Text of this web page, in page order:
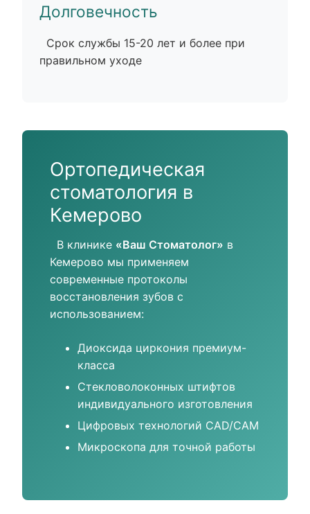
Долговечность
Срок службы 15-20 лет и более при
правильном уходе
Ортопедическая
стоматология в
Кемерово
В клинике «Ваш Стоматолог» в
Кемерово мы применяем
современные протоколы
восстановления зубов с
использованием:
Диоксида циркония премиум-
класса
Стекловолоконных штифтов
индивидуального изготовления
Цифровых технологий CAD/CAM
Микроскопа для точной работы